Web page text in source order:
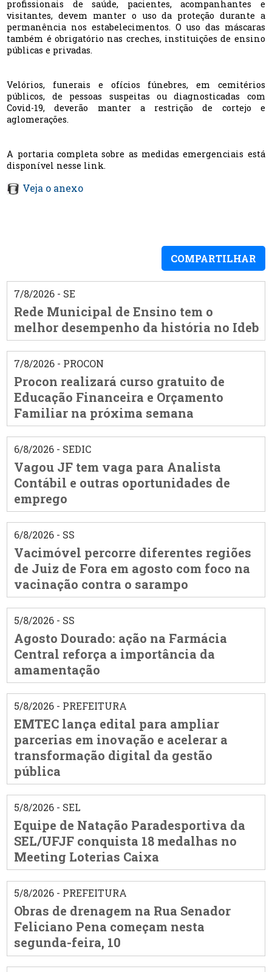
profissionais de saúde, pacientes, acompanhantes e
visitantes, devem manter o uso da proteção durante a
permanência nos estabelecimentos. O uso das máscaras
também é obrigatório nas creches, instituições de ensino
públicas e privadas.
Velórios, funerais e ofícios fúnebres, em cemitérios
públicos, de pessoas suspeitas ou diagnosticadas com
Covid-19, deverão manter a restrição de cortejo e
aglomerações.
A portaria completa sobre as medidas emergenciais está
disponível nesse link.
Veja o anexo
COMPARTILHAR
7/8/2026 - SE
Rede Municipal de Ensino tem o
melhor desempenho da história no Ideb
7/8/2026 - PROCON
Procon realizará curso gratuito de
Educação Financeira e Orçamento
Familiar na próxima semana
6/8/2026 - SEDIC
Vagou JF tem vaga para Analista
Contábil e outras oportunidades de
emprego
6/8/2026 - SS
Vacimóvel percorre diferentes regiões
de Juiz de Fora em agosto com foco na
vacinação contra o sarampo
5/8/2026 - SS
Agosto Dourado: ação na Farmácia
Central reforça a importância da
amamentação
5/8/2026 - PREFEITURA
EMTEC lança edital para ampliar
parcerias em inovação e acelerar a
transformação digital da gestão
pública
5/8/2026 - SEL
Equipe de Natação Paradesportiva da
SEL/UFJF conquista 18 medalhas no
Meeting Loterias Caixa
5/8/2026 - PREFEITURA
Obras de drenagem na Rua Senador
Feliciano Pena começam nesta
segunda-feira, 10